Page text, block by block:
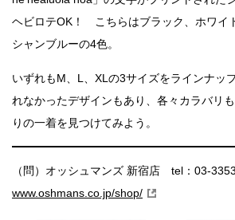
ヘビロテOK！ こちらはブラック、ホワイ
シャンブルーの4色。
いずれもM、L、XLの3サイズをラインナッ
れなかったデザインもあり、各々カラバリ
りの一着を見つけてみよう。
（問）オッシュマンズ 新宿店 tel：03-
www.oshmans.co.jp/shop/